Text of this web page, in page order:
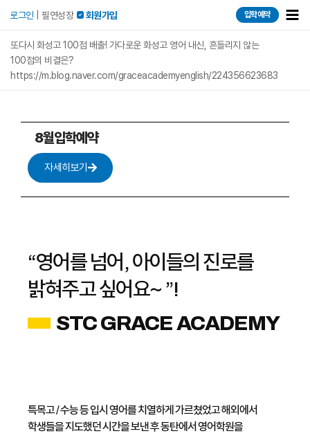
건너뛰기
로그인 필연성장  회원가입 입학예약
또다시 화성고 100점 배출! 가다로운 화성고 영어 내신, 흔들리지 않는
100점의 비결은?
https://m.blog.naver.com/graceacademyenglish/224356623683
8월입학예약
자세히보기
“영어를 넘어, 아이들의 진로를
밝혀주고 싶어요~ ”!
STC GRACE ACADEMY
특목고 / 수능 등 입시 영어를 치열하게 가르쳤었고 해외에서
학생들을 지도했던 시간을 보낸 후 동탄에서 영어학원을